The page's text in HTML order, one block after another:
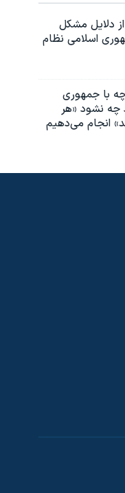
دلایل مشکل
اسلامی نظام
چه با جمهوری
چه نشود «هر
انجام می‌دهیم